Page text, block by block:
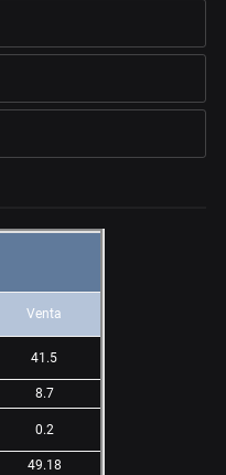
Venta
41.5
8.7
0.2
49.18